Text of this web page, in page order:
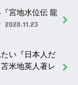
宮地水位伝 龍
2020.11.23
い『日本人だ
米地英人著レ